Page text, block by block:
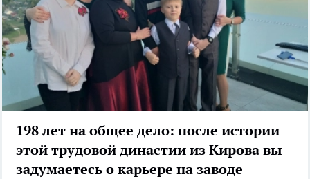
198 лет на общее дело: после истории
этой трудовой династии из Кирова вы
задумаетесь о карьере на заводе